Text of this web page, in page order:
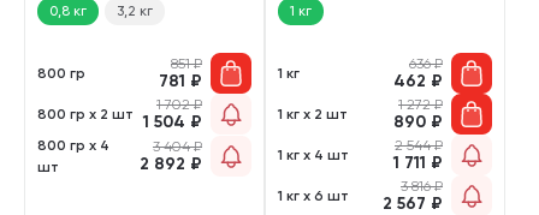
0,8 кг 3,2 кг
800 гр
851₽
781 ₽
800 гр х 2 шт
1 702₽
1 504 ₽
800 гр х 4
шт
3 404₽
2 892 ₽
1 кг
1 кг
636₽
462 ₽
1 кг х 2 шт
1 272₽
890 ₽
1 кг х 4 шт
2 544₽
1 711 ₽
1 кг х 6 шт
3 816₽
2 567 ₽